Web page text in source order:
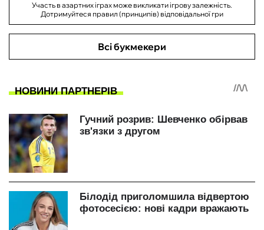
Участь в азартних іграх може викликати ігрову залежність.
Дотримуйтеся правил (принципів) відповідальної гри
Всі букмекери